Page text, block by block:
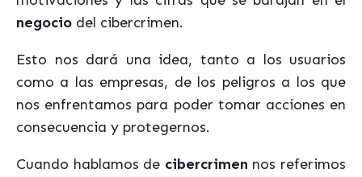
negocio del cibercrimen.
Esto nos dará una idea, tanto a los usuarios
como a las empresas, de los peligros a los que
nos enfrentamos para poder tomar acciones en
consecuencia y protegernos.
Cuando hablamos de cibercrimen nos referimos